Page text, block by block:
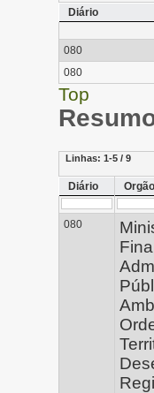
Diário
080
080
Top
Linhas: 1-5 / 9
Diário Orgão
080